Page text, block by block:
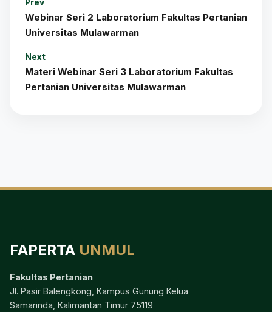
Prev
Webinar Seri 2 Laboratorium Fakultas Pertanian
Universitas Mulawarman
Next
Materi Webinar Seri 3 Laboratorium Fakultas
Pertanian Universitas Mulawarman
FAPERTA UNMUL
Fakultas Pertanian
Jl. Pasir Balengkong, Kampus Gunung Kelua
Samarinda, Kalimantan Timur 75119